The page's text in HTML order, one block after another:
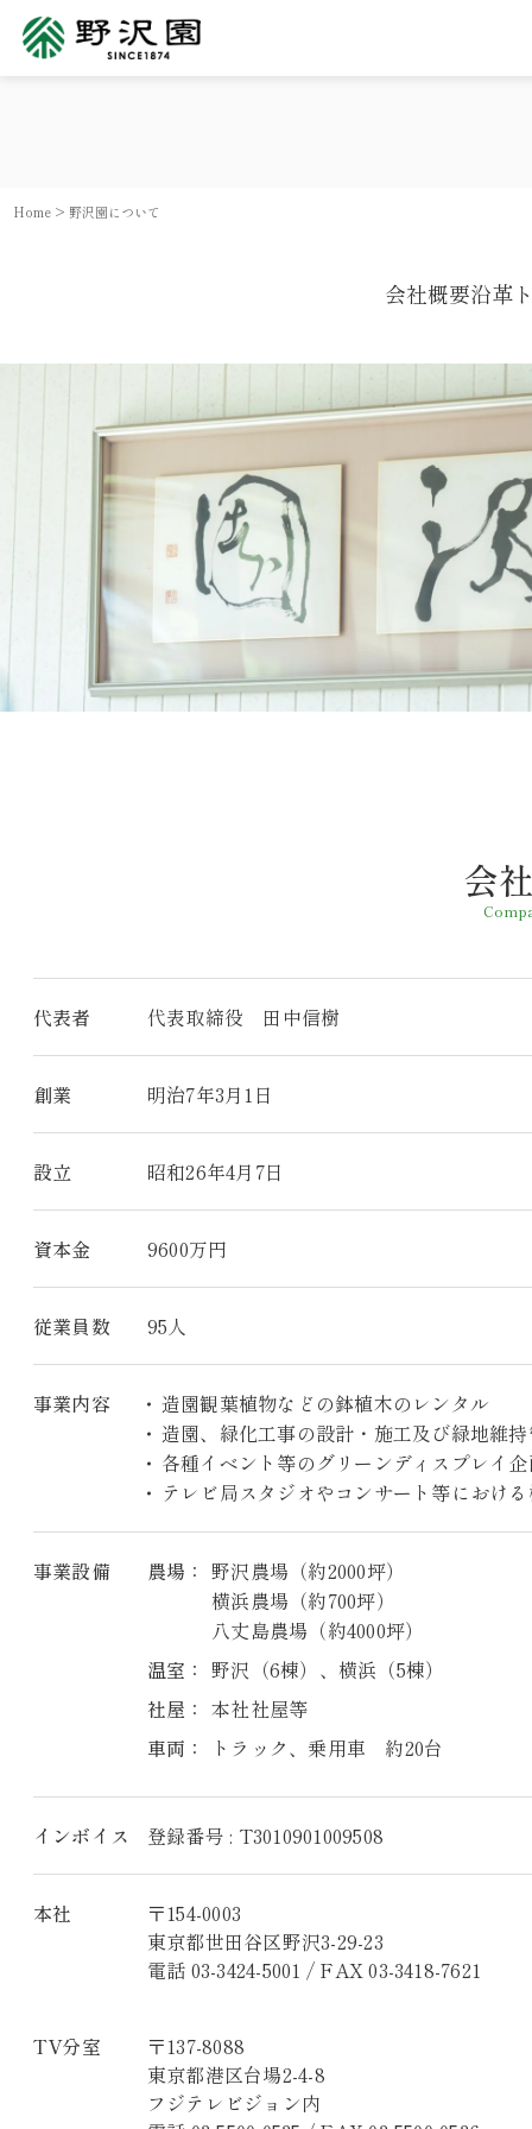
Home > 野沢園について
会社概要沿革
会
代表者 代表取締役 田中信樹
創業 明治7年3月1日
設立 昭和26年4月7日
資本金 9600万円
従業員数 95人
事業内容
造園観葉植物などの鉢植木のレンタル
造園、緑化工事の設計・施工及び緑地維
各種イベント等のグリーンディスプレイ
テレビ局スタジオやコンサート等におけ
事業設備 農場： 野沢農場（約2000坪）
横浜農場（約700坪）
八丈島農場（約4000坪）
温室： 野沢（6棟）、横浜（5棟）
社屋： 本社社屋等
車両：
トラック、乗用車 約20台
インボイス 登録番号 : T3010901009508
本社
〒154-0003
東京都世田谷区野沢3-29-23
電話 03-3424-5001 / FAX 03-3418-7621
TV分室
〒137-8088
東京都港区台場2-4-8
フジテレビジョン内